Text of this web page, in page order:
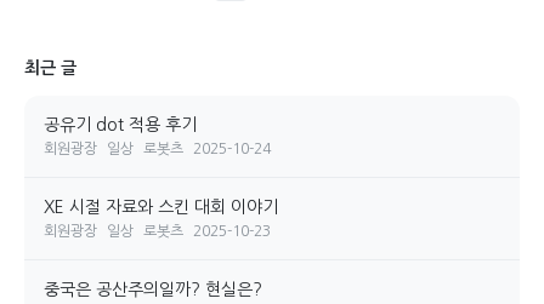
최근 글
공유기 dot 적용 후기
회원광장 일상 로봇츠 2025-10-24
XE 시절 자료와 스킨 대회 이야기
회원광장 일상 로봇츠 2025-10-23
중국은 공산주의일까? 현실은?